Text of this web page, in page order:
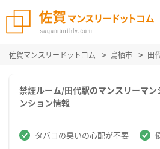
佐賀マンスリードットコム 鳥栖市 田
禁煙ルーム/田代駅のマンスリーマ
ンション情報
タバコの臭いの心配が不要